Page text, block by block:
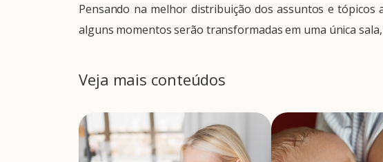
Pensando na melhor distribuição dos assuntos e
alguns momentos serão transformadas em uma única
Veja mais conteúdos